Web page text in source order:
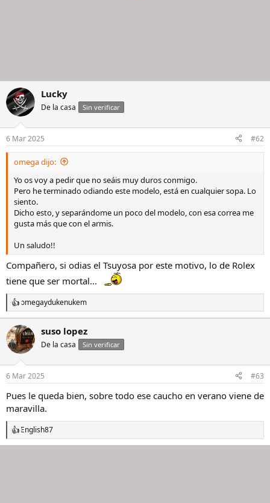
Lucky
De la casa Sin verificar
6 Mar 2025 #62
omega dijo:
Yo os voy a pedir que no seáis muy duros conmigo.
Pero he terminado odiando este modelo, está en cualquier sopa. Lo
siento.
Dicho esto, y separándome un poco del modelo, con esa correa me
gusta más que con el armis.
Un saludo!!
Compañero, si odias el Tsuyosa por este motivo, lo de Rolex
tiene que ser mortal...
R
e
a
c
c
o
n
e
s
omegaydukenukem
suso lopez
De la casa Sin verificar
6 Mar 2025 #63
Pues le queda bien, sobre todo ese caucho en verano viene de
maravilla.
R
e
English87